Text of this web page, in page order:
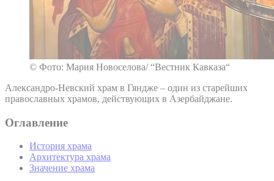
© Фото: Мария Новоселова/ “Вестник Кавказа“
Александро-Невский храм в Гяндже – один из старейших
православных храмов, действующих в Азербайджане.
Оглавление
История храма
Архитектура храма
Значение храма